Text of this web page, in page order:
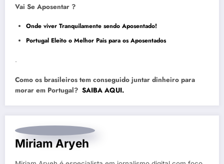
Vai Se Aposentar ?
Onde viver Tranquilamente sendo Aposentado!
Portugal Eleito o Melhor Pais para os Aposentados
.
Como os brasileiros tem conseguido juntar dinheiro para
morar em Portugal? SAIBA AQUI.
Miriam Aryeh